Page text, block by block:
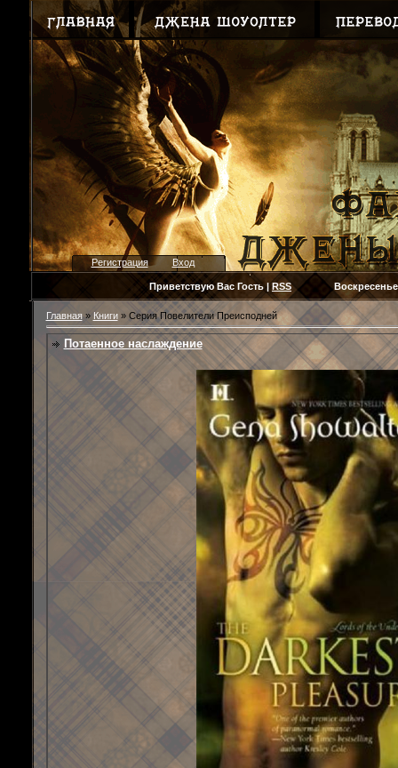
Регистрация Вход
Приветствую Вас Гость |RSSВоскресенье,
Главная» Книги» Серия Повелители Преисподней
Потаенное наслаждение